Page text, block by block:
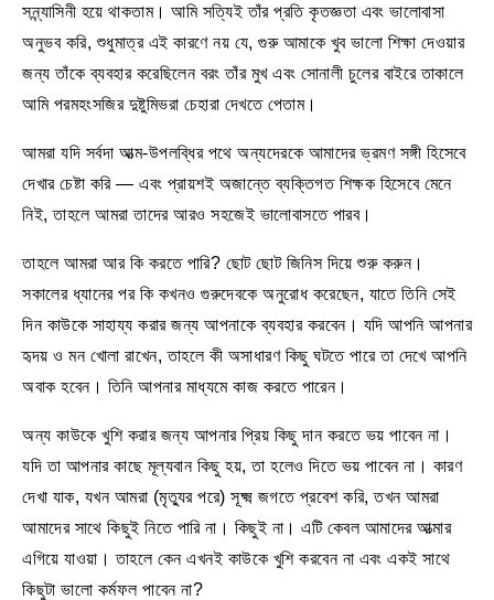
সন্ন্যাসিনী হয়ে থাকতাম। আমি সত্যিই তাঁর প্রতি কৃতজ্ঞতা এবং ভালোবাসা
অনুভব করি, শুধুমাত্র এই কারণে নয় যে, গুরু আমাকে খুব ভালো শিক্ষা দেওয়ার
জন্য তাঁকে ব্যবহার করেছিলেন বরং তাঁর মুখ এবং সোনালী চুলের বাইরে তাকালে
আমি পরমহংসজির দুষ্টুমিভরা চেহারা দেখতে পেতাম।
আমরা যদি সর্বদা আত্ম-উপলব্ধির পথে অন্যদেরকে আমাদের ভ্রমণ সঙ্গী হিসেবে
দেখার চেষ্টা করি — এবং প্রায়শই অজান্তে ব্যক্তিগত শিক্ষক হিসেবে মেনে
নিই, তাহলে আমরা তাদের আরও সহজেই ভালোবাসতে পারব।
তাহলে আমরা আর কি করতে পারি? ছোট ছোট জিনিস দিয়ে শুরু করুন।
সকালের ধ্যানের পর কি কখনও গুরুদেবকে অনুরোধ করেছেন, যাতে তিনি সেই
দিন কাউকে সাহায্য করার জন্য আপনাকে ব্যবহার করবেন। যদি আপনি আপনার
হৃদয় ও মন খোলা রাখেন, তাহলে কী অসাধারণ কিছু ঘটতে পারে তা দেখে আপনি
অবাক হবেন। তিনি আপনার মাধ্যমে কাজ করতে পারেন।
অন্য কাউকে খুশি করার জন্য আপনার প্রিয় কিছু দান করতে ভয় পাবেন না।
যদি তা আপনার কাছে মূল্যবান কিছু হয়, তা হলেও দিতে ভয় পাবেন না। কারণ
দেখা যাক, যখন আমরা (মৃত্যুর পরে) সূক্ষ্ম জগতে প্রবেশ করি, তখন আমরা
আমাদের সাথে কিছুই নিতে পারি না। কিছুই না। এটি কেবল আমাদের আত্মার
এগিয়ে যাওয়া। তাহলে কেন এখনই কাউকে খুশি করবেন না এবং একই সাথে
কিছুটা ভালো কর্মফল পাবেন না?